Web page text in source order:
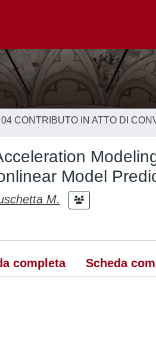
04 CONTRIBUTO IN ATTO DI
Model
M.
completa Scheda